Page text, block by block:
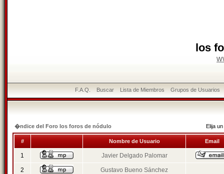
los
F.A.Q. Buscar Lista de Miembros Grupos de Usuarios
�ndice del Foro los foros de nódulo Elija
# Nombre de Usuario Email
1 Javier Delgado Palomar
2 Gustavo Bueno Sánchez